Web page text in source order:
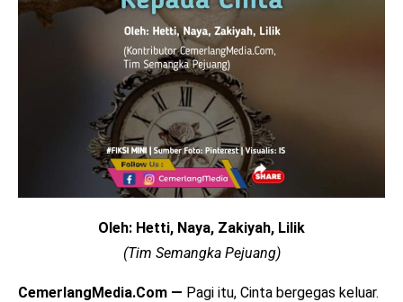
Oleh: Hetti, Naya, Zakiyah, Lilik
(Tim Semangka Pejuang)
CemerlangMedia.Com — Pagi itu, Cinta bergegas keluar.